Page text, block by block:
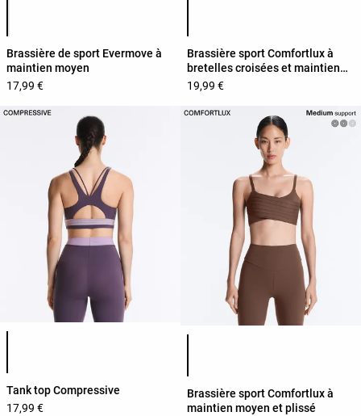
Brassière de sport Evermove à
maintien moyen
17,99 €
Brassière sport Comfortlux à
bretelles croisées et maintien
léger
19,99 €
Liste des couleurs du produit
Tank top Compressive
17,99 €
Liste des couleurs du produit
Brassière sport Comfortlux à
maintien moyen et plissé